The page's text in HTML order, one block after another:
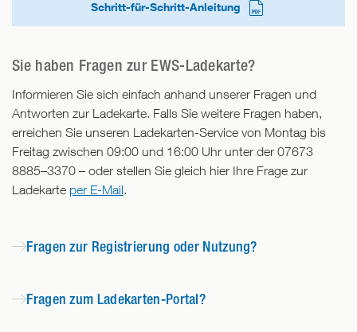
Schritt-für-Schritt-Anleitung
Sie haben Fragen zur EWS-Ladekarte?
Informieren Sie sich einfach anhand unserer Fragen und
Antworten zur Ladekarte. Falls Sie weitere Fragen haben,
erreichen Sie unseren Ladekarten-Service von Montag bis
Freitag zwischen 09:00 und 16:00 Uhr unter der 07673
8885–3370 – oder stellen Sie gleich hier Ihre Frage zur
Ladekarte per E-Mail.
Fragen zur Registrierung oder Nutzung?
Fragen zum Ladekarten-Portal?